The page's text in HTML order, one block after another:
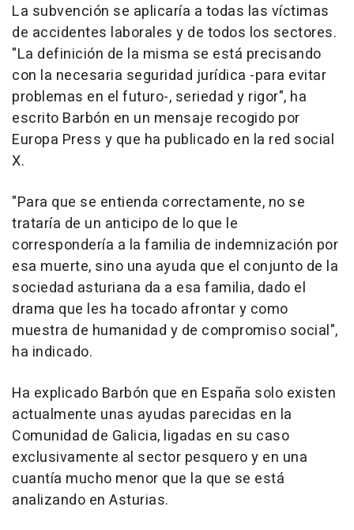
La subvención se aplicaría a todas las víctimas
de accidentes laborales y de todos los sectores.
"La definición de la misma se está precisando
con la necesaria seguridad jurídica -para evitar
problemas en el futuro-, seriedad y rigor", ha
escrito Barbón en un mensaje recogido por
Europa Press y que ha publicado en la red social
X.
"Para que se entienda correctamente, no se
trataría de un anticipo de lo que le
correspondería a la familia de indemnización por
esa muerte, sino una ayuda que el conjunto de la
sociedad asturiana da a esa familia, dado el
drama que les ha tocado afrontar y como
muestra de humanidad y de compromiso social",
ha indicado.
Ha explicado Barbón que en España solo existen
actualmente unas ayudas parecidas en la
Comunidad de Galicia, ligadas en su caso
exclusivamente al sector pesquero y en una
cuantía mucho menor que la que se está
analizando en Asturias.